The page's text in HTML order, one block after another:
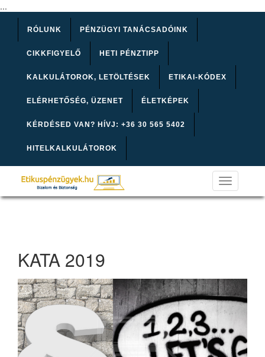
...
RÓLUNK PÉNZÜGYI TANÁCSADÓINK
CIKKFIGYELŐ HETI PÉNZTIPP
KALKULÁTOROK, LETÖLTÉSEK ETIKAI-KÓDEX
ELÉRHETŐSÉG, ÜZENET ÉLETKÉPEK
KÉRDÉSED VAN? HÍVJ: +36 30 565 5402
HITELKALKULÁTOROK
Toggle
navigation
KATA 2019